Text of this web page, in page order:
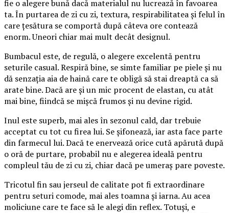
fie o alegere bună dacă materialul nu lucrează în favoarea
ta. În purtarea de zi cu zi, textura, respirabilitatea și felul în
care țesătura se comportă după câteva ore contează
enorm. Uneori chiar mai mult decât designul.
Bumbacul este, de regulă, o alegere excelentă pentru
seturile casual. Respiră bine, se simte familiar pe piele și nu
dă senzația aia de haină care te obligă să stai dreaptă ca să
arate bine. Dacă are și un mic procent de elastan, cu atât
mai bine, fiindcă se mișcă frumos și nu devine rigid.
Inul este superb, mai ales în sezonul cald, dar trebuie
acceptat cu tot cu firea lui. Se șifonează, iar asta face parte
din farmecul lui. Dacă te enervează orice cută apărută după
o oră de purtare, probabil nu e alegerea ideală pentru
compleul tău de zi cu zi, chiar dacă pe umeraș pare poveste.
Tricotul fin sau jerseul de calitate pot fi extraordinare
pentru seturi comode, mai ales toamna și iarna. Au acea
moliciune care te face să le alegi din reflex. Totuși, e